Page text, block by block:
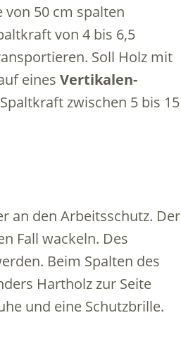
von 50 cm spalten
von 4 bis 6,5
Soll Holz mit
eines Vertikalen-
zwischen 5 bis 15
an den Arbeitsschutz. Der
Fall wackeln. Des
Beim Spalten des
Hartholz zur Seite
und eine Schutzbrille.